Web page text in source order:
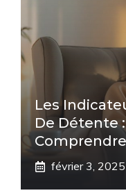
Les
De Détente
février 3, 2025